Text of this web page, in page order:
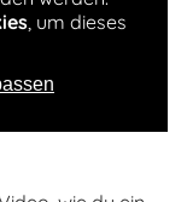
, um dieses